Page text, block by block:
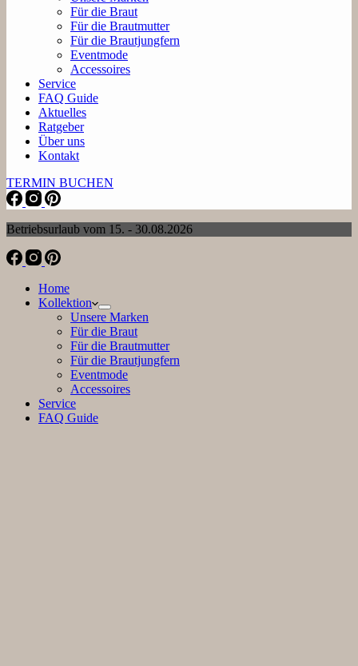
Für die Braut
Für die Brautmutter
Für die Brautjungfern
Eventmode
Accessoires
Service
FAQ Guide
Aktuelles
Ratgeber
Über uns
Kontakt
TERMIN BUCHEN
Betriebsurlaub vom 15. - 30.08.2026
Home
Kollektion
Unsere Marken
Für die Braut
Für die Brautmutter
Für die Brautjungfern
Eventmode
Accessoires
Service
FAQ Guide